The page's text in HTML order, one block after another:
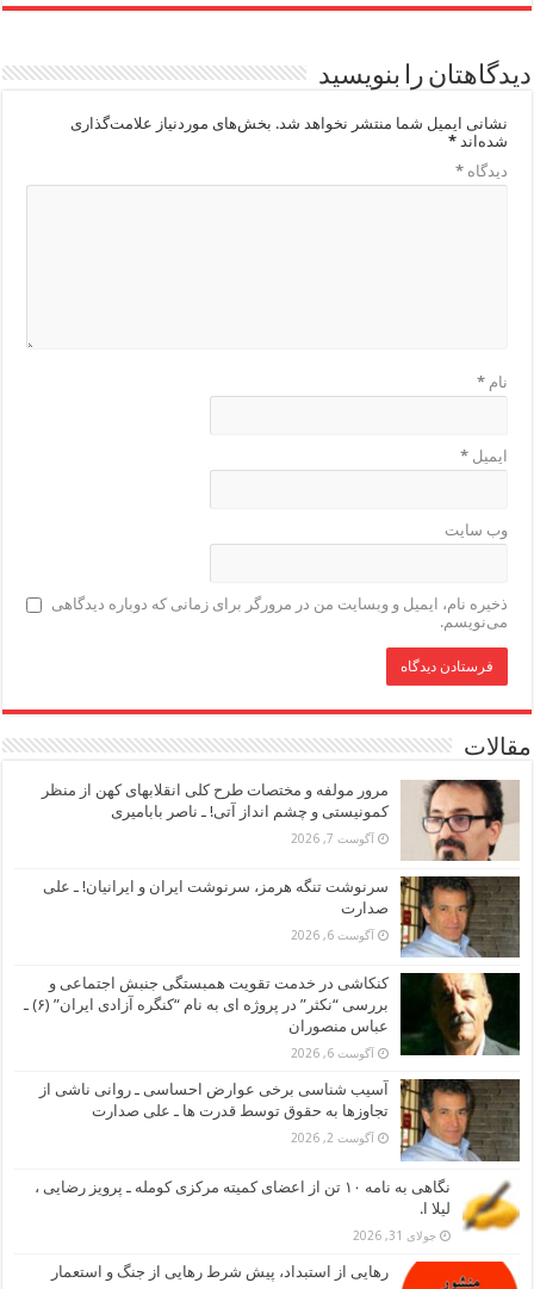
دیدگاهتان را بنویسید
نشانی ایمیل شما منتشر نخواهد شد. بخش‌های موردنیاز علامت‌گذاری
شده‌اند*
دیدگاه*
نام*
ایمیل*
وب‌ سایت
ذخیره نام، ایمیل و وبسایت من در مرورگر برای زمانی که دوباره دیدگاهی
می‌نویسم.
مقالات
مرور مولفه و مختصات طرح کلی انقلابهای کهن از منظر
کمونیستی و چشم انداز آتی! ـ ناصر بابامیری
آگوست 7, 2026
سرنوشت تنگه هرمز، سرنوشت ایران و ایرانیان! ـ علی
صدارت
آگوست 6, 2026
کنکاشی در خدمت تقویت همبستگی جنبش اجتماعی و
بررسی “نکثر” در پروژه ای به نام “کنگره آزادی ایران” (۶) ـ
عباس منصوران
آگوست 6, 2026
آسیب شناسی برخی عوارض احساسی ـ روانی ناشی از
تجاوزها به حقوق توسط قدرت ها ـ علی صدارت
آگوست 2, 2026
نگاهی به نامه ۱۰ تن از اعضای کمیته مرکزی کومله ـ پرویز رضایی ،
لیلا ا.
جولای 31, 2026
رهایی از استبداد، پیش شرط رهایی از جنگ و استعمار